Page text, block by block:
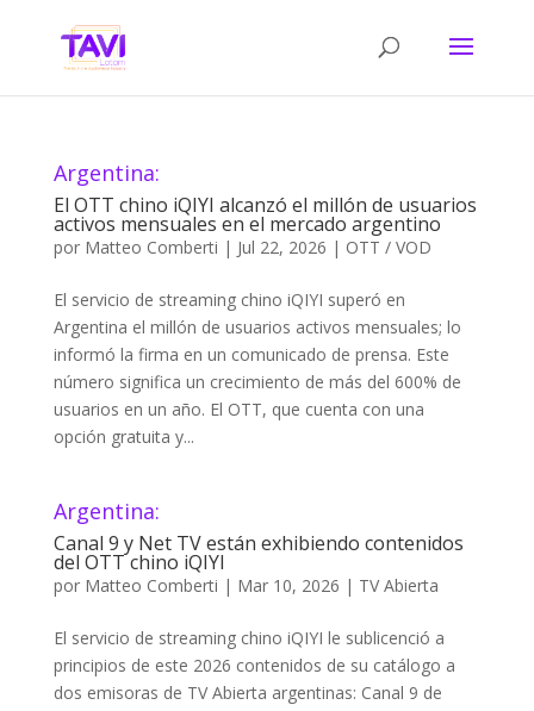
Argentina:
El OTT chino iQIYI alcanzó el millón de usuarios
activos mensuales en el mercado argentino
por Matteo Comberti | Jul 22, 2026 | OTT / VOD
El servicio de streaming chino iQIYI superó en
Argentina el millón de usuarios activos mensuales; lo
informó la firma en un comunicado de prensa. Este
número significa un crecimiento de más del 600% de
usuarios en un año. El OTT, que cuenta con una
opción gratuita y...
Argentina:
Canal 9 y Net TV están exhibiendo contenidos
del OTT chino iQIYI
por Matteo Comberti | Mar 10, 2026 | TV Abierta
El servicio de streaming chino iQIYI le sublicenció a
principios de este 2026 contenidos de su catálogo a
dos emisoras de TV Abierta argentinas: Canal 9 de